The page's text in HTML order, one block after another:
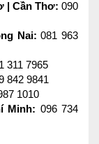
| Cần Thơ: 090
Nai: 081 963
311 7965
842 9841
1010
Minh: 096 734